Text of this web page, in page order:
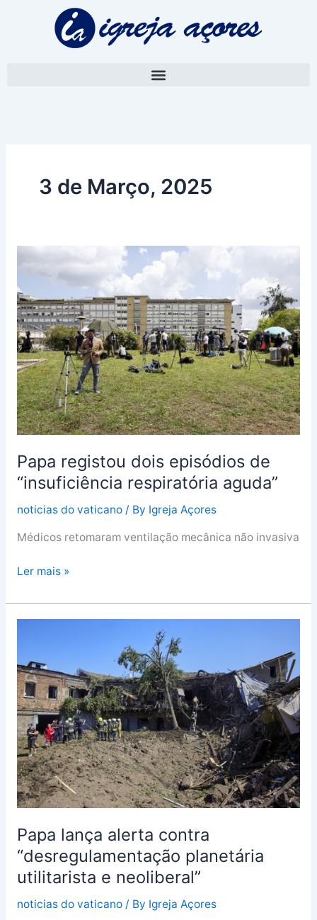
3 de Março, 2025
Papa registou dois episódios de
“insuficiência respiratória aguda”
noticias do vaticano/ By Igreja Açores
Médicos retomaram ventilação mecânica não invasiva
Papa
registou
dois
episódios
de
“insuficiência
respiratória
aguda”
Ler mais »
Papa lança alerta contra
“desregulamentação planetária
utilitarista e neoliberal”
noticias do vaticano/ By Igreja Açores
alerta
contra
“desregulamentação
planetária
utilitarista
e
neoliberal”